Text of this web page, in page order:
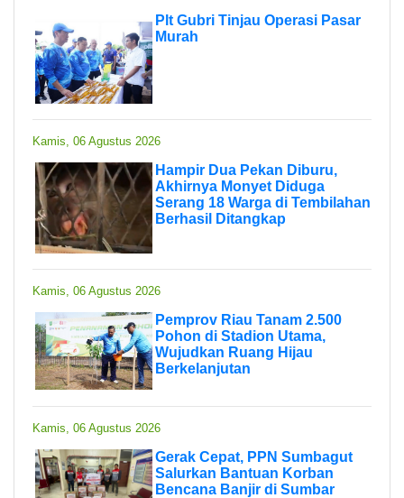
Plt Gubri Tinjau Operasi Pasar
Murah
Kamis, 06 Agustus 2026
Hampir Dua Pekan Diburu,
Akhirnya Monyet Diduga
Serang 18 Warga di Tembilahan
Berhasil Ditangkap
Kamis, 06 Agustus 2026
Pemprov Riau Tanam 2.500
Pohon di Stadion Utama,
Wujudkan Ruang Hijau
Berkelanjutan
Kamis, 06 Agustus 2026
Gerak Cepat, PPN Sumbagut
Salurkan Bantuan Korban
Bencana Banjir di Sumbar